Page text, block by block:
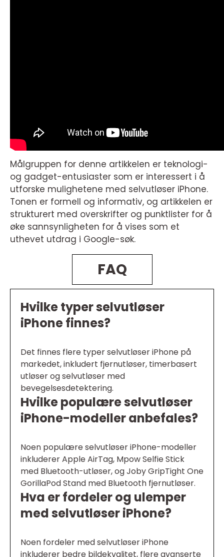
Målgruppen for denne artikkelen er teknologi-
og gadget-entusiaster som er interessert i å
utforske mulighetene med selvutløser iPhone.
Tonen er formell og informativ, og artikkelen er
strukturert med overskrifter og punktlister for å
øke sannsynligheten for å vises som et
uthevet utdrag i Google-søk.
FAQ
Hvilke typer selvutløser
iPhone finnes?
Det finnes flere typer selvutløser iPhone på
markedet, inkludert fjernutløser, timerbasert
utløser og selvutløser med
bevegelsesdetektering.
Hvilke populære selvutløser
iPhone-modeller anbefales?
Noen populære selvutløser iPhone-modeller
inkluderer Apple AirTag, Mpow Selfie Stick
med Bluetooth-utløser, og Joby GripTight One
GorillaPod Stand med Bluetooth fjernutløser.
Hva er fordeler og ulemper
med selvutløser iPhone?
Noen fordeler med selvutløser iPhone
inkluderer bedre bildekvalitet, flere avanserte